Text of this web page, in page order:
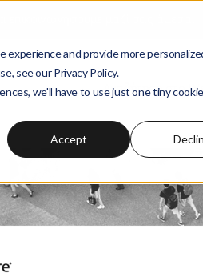
and provide more
see our Privacy Policy.
we'll have to use just one tiny
Accept
Αναζήτηση στο